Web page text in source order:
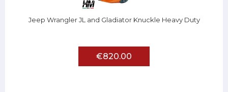
Jeep Wrangler JL and Gladiator Knuckle Heavy Duty
€820.00